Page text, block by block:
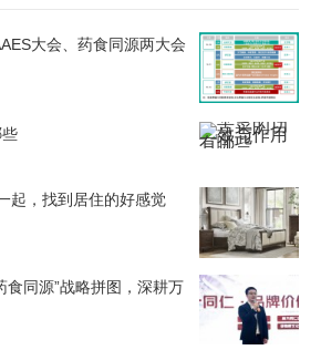
大会、药食同源两大会
起，找到居住的好感觉
食同源”战略拼图，深耕万